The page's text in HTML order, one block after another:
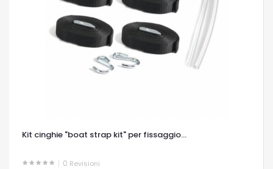
Kit cinghie "boat strap kit" per fissaggio...
0 Revisioni